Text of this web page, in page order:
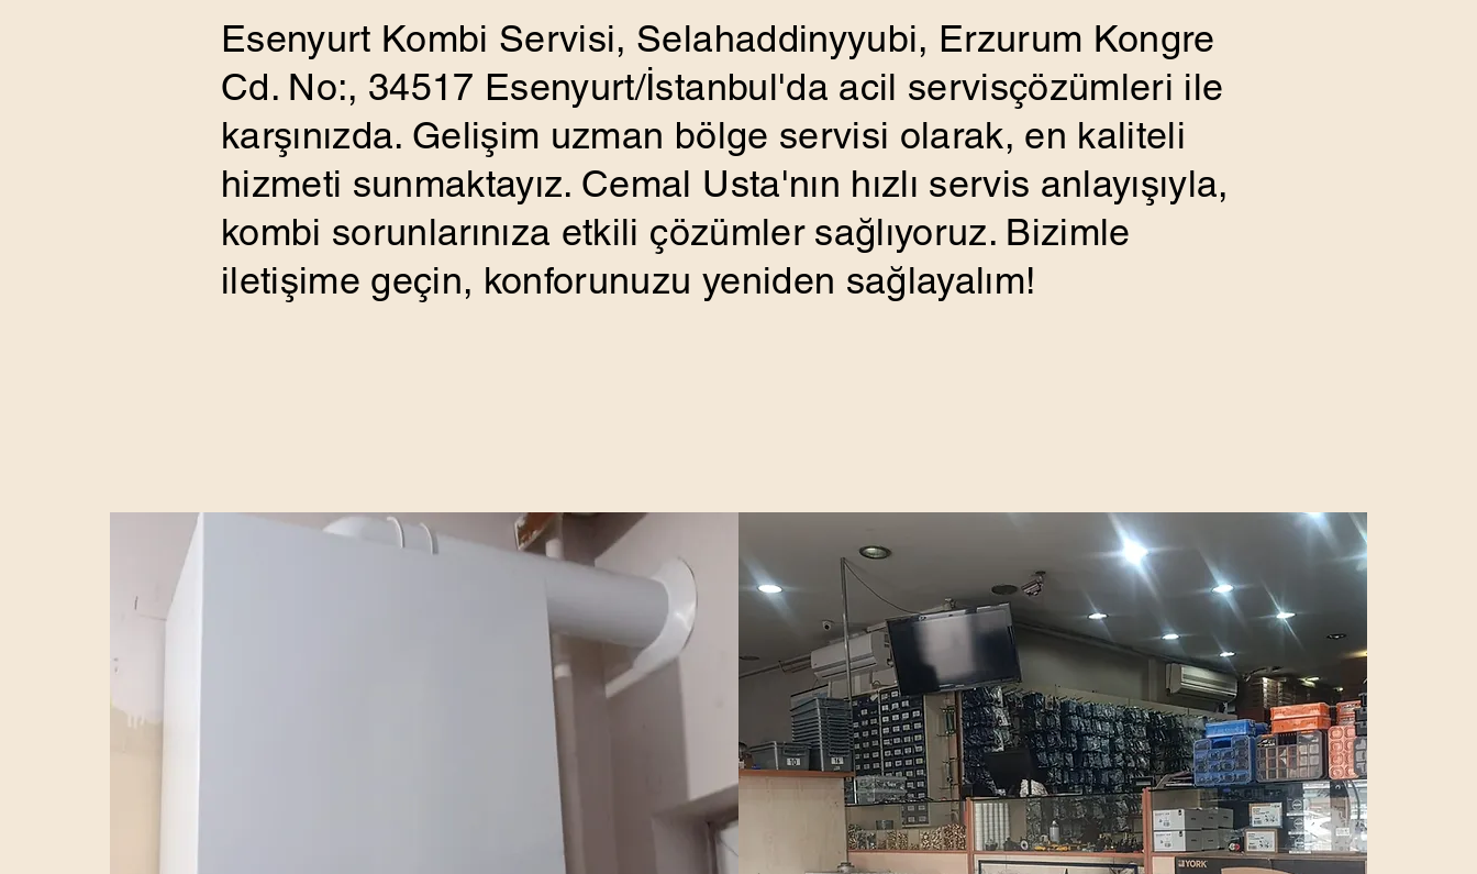
Esenyurt Kombi Servisi, Selahaddinyyubi, Erzurum Kongre
Cd. No:, 34517 Esenyurt/İstanbul'da acil servisçözümleri ile
karşınızda. Gelişim uzman bölge servisi olarak, en kaliteli
hizmeti sunmaktayız. Cemal Usta'nın hızlı servis anlayışıyla,
kombi sorunlarınıza etkili çözümler sağlıyoruz. Bizimle
iletişime geçin, konforunuzu yeniden sağlayalım!